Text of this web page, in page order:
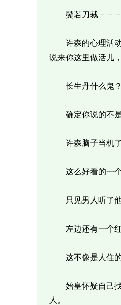
鬓若刀裁－－－
许森的心理活动
说来你这里做活儿
长生丹什么鬼？
确定你说的不是
许森脑子当机了
这么好看的一个
只见男人听了他
左边还有一个红
这不像是人住的
始皇怀疑自己找
人。